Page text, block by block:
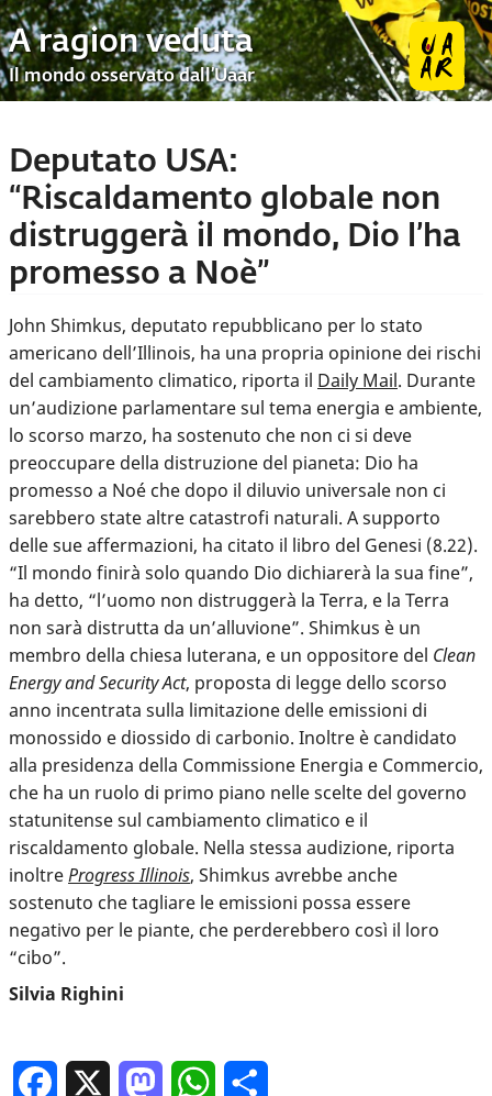
A ragion veduta
Il mondo osservato dall’Uaar
Deputato USA:
“Riscaldamento globale non
distruggerà il mondo, Dio l’ha
promesso a Noè”
John Shimkus, deputato repubblicano per lo stato
americano dell’Illinois, ha una propria opinione dei rischi
del cambiamento climatico, riporta il Daily Mail. Durante
un’audizione parlamentare sul tema energia e ambiente,
lo scorso marzo, ha sostenuto che non ci si deve
preoccupare della distruzione del pianeta: Dio ha
promesso a Noé che dopo il diluvio universale non ci
sarebbero state altre catastrofi naturali. A supporto
delle sue affermazioni, ha citato il libro del Genesi (8.22).
“Il mondo finirà solo quando Dio dichiarerà la sua fine”,
ha detto, “l’uomo non distruggerà la Terra, e la Terra
non sarà distrutta da un’alluvione”. Shimkus è un
membro della chiesa luterana, e un oppositore del Clean
Energy and Security Act, proposta di legge dello scorso
anno incentrata sulla limitazione delle emissioni di
monossido e diossido di carbonio. Inoltre è candidato
alla presidenza della Commissione Energia e Commercio,
che ha un ruolo di primo piano nelle scelte del governo
statunitense sul cambiamento climatico e il
riscaldamento globale. Nella stessa audizione, riporta
inoltreProgress Illinois, Shimkus avrebbe anche
sostenuto che tagliare le emissioni possa essere
negativo per le piante, che perderebbero così il loro
“cibo”.
Silvia Righini
Facebook MastodonWhatsApp